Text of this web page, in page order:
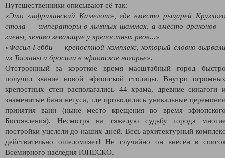
Путешественники описывают её так:
«Это «африканский Камелот», где вместо рыцарей
стола — императоры в льняных шаммах, а вместо драконов
гиены, лениво зевающие у крепостных рвов...»
«Фасил-Гебби — крепостной комплекс, который словно
из Тосканы и бросили в эфиопское нагорье».
Отстроенный за короткое время масштабный город
получил звание новой эфиопской столицы. Внутри
крепостных стен располагались 44 храма, древние синагоги
знаменитые бани негуса, где проводились уникальные
принятия ванн (ныне место крещения во время
Богоявления). Несмотря на тяжелую судьбу города
постройки уцелели до наших дней. Весь архитектурный
действительно ошеломляет! Не случайно он внесён в
Всемирного наследия ЮНЕСКО.